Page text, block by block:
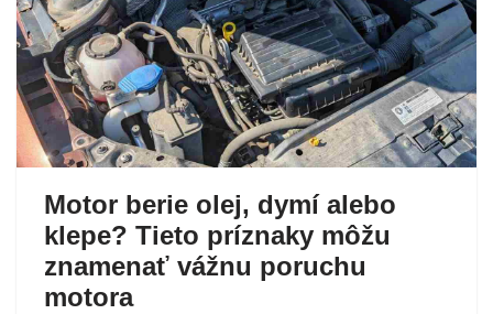
Motor berie olej, dymí alebo
klepe? Tieto príznaky môžu
znamenať vážnu poruchu
motora